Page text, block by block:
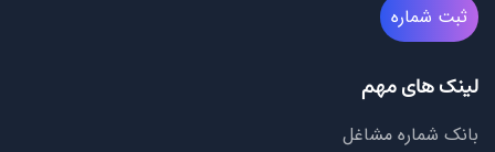
ثبت شماره
لینک های مهم
بانک شماره مشاغل